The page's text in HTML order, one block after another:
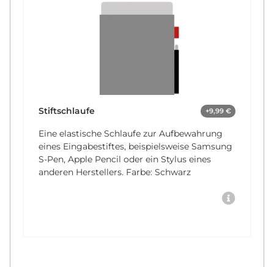
Stiftschlaufe +9,99 €
Eine elastische Schlaufe zur Aufbewahrung
eines Eingabestiftes, beispielsweise Samsung
S-Pen, Apple Pencil oder ein Stylus eines
anderen Herstellers. Farbe: Schwarz